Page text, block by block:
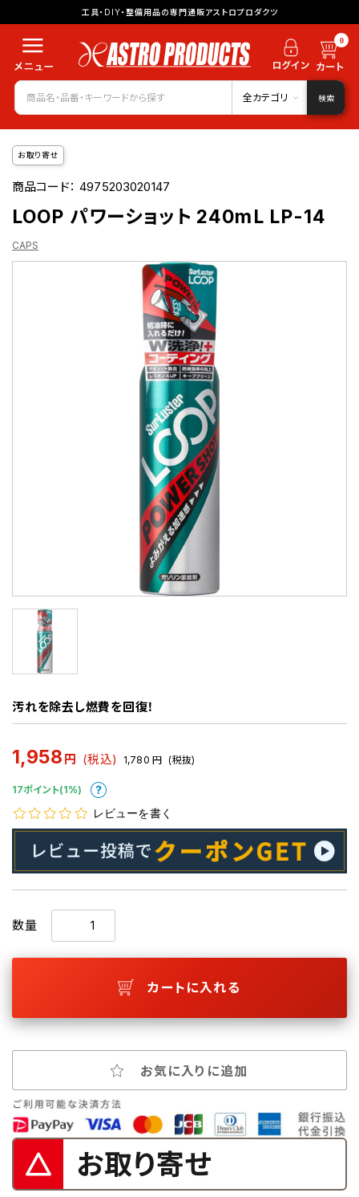
工具・DIY・整備用品の専門通販アストロプロダクツ
0
全カテゴリ 検索
お取り寄せ
商品コード：4975203020147
LOOP パワーショット 240mL LP-14
CAPS
汚れを除去し燃費を回復！
1,958 円 (税込) 1,780 円 (税抜)
17ポイント(1%)
レビューを書く
数量
カートに入れる
お気に入りに追加
お取り寄せ